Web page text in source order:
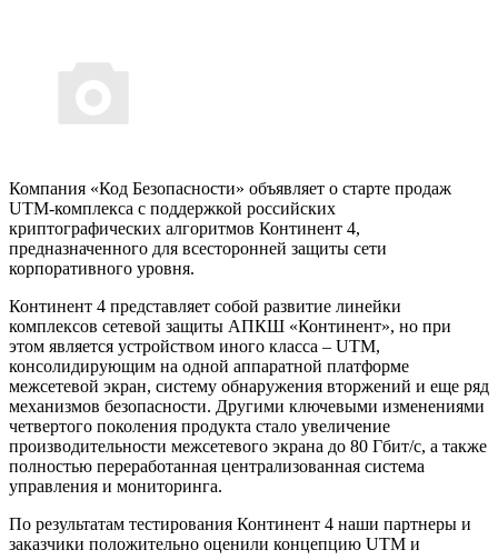
Компания «Код Безопасности» объявляет о старте продаж
UTM-комплекса с поддержкой российских
криптографических алгоритмов Континент 4,
предназначенного для всесторонней защиты сети
корпоративного уровня.
Континент 4 представляет собой развитие линейки
комплексов сетевой защиты АПКШ «Континент», но при
этом является устройством иного класса – UTM,
консолидирующим на одной аппаратной платформе
межсетевой экран, систему обнаружения вторжений и еще ряд
механизмов безопасности. Другими ключевыми изменениями
четвертого поколения продукта стало увеличение
производительности межсетевого экрана до 80 Гбит/с, а также
полностью переработанная централизованная система
управления и мониторинга.
По результатам тестирования Континент 4 наши партнеры и
заказчики положительно оценили концепцию UTM и